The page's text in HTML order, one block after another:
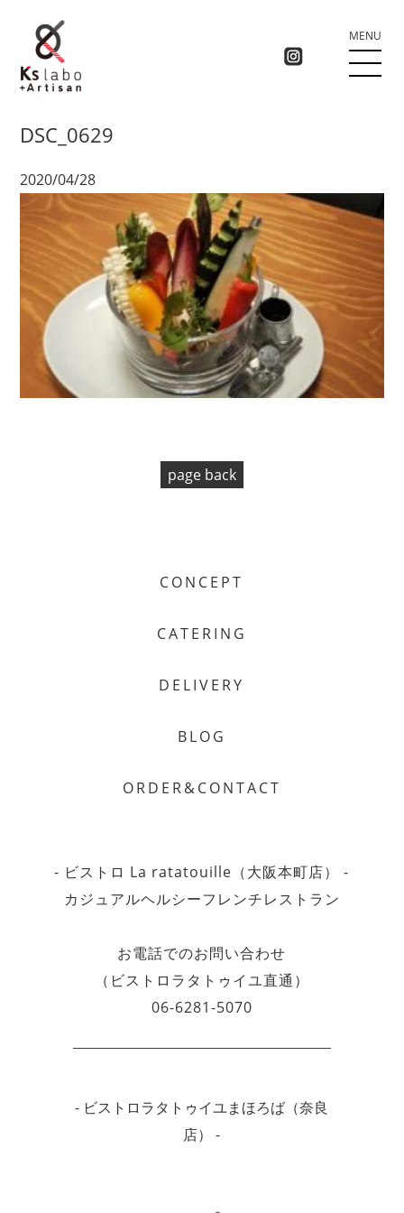
MENU
DSC_0629
2020/04/28
page back
CONCEPT
CATERING
DELIVERY
BLOG
ORDER&CONTACT
- ビストロ La ratatouille（大阪本町店） -
カジュアルヘルシーフレンチレストラン
お電話でのお問い合わせ
（ビストロラタトゥイユ直通）
06-6281-5070
- ビストロラタトゥイユまほろば（奈良
店） -